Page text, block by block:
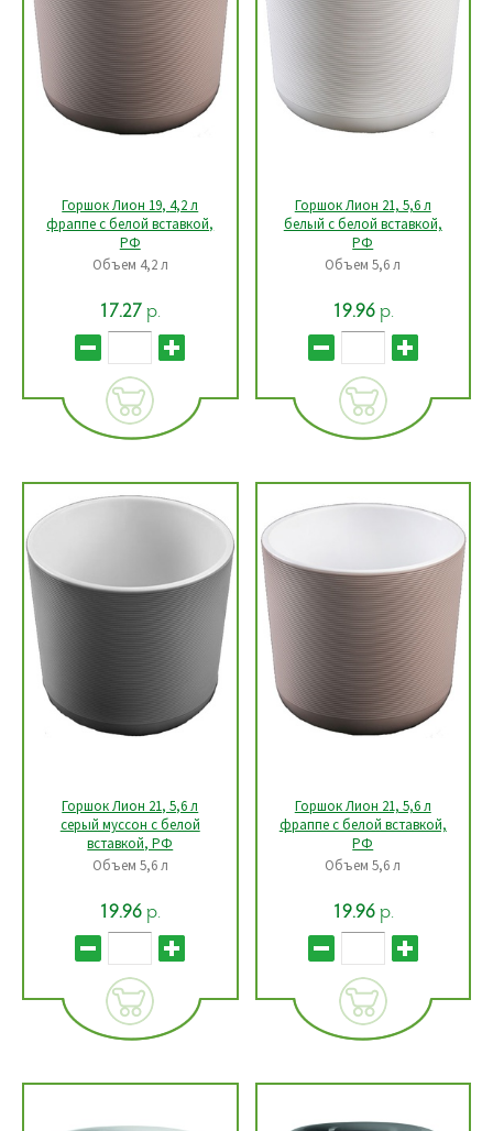
Горшок Лион 19, 4,2 л
фраппе с белой вставкой,
РФ
Объем 4,2 л
17.27р.
Горшок Лион 21, 5,6 л
белый с белой вставкой,
РФ
Объем 5,6 л
19.96р.
Горшок Лион 21, 5,6 л
серый муссон c белой
вставкой, РФ
Объем 5,6 л
19.96р.
Горшок Лион 21, 5,6 л
фраппе с белой вставкой,
РФ
Объем 5,6 л
19.96р.